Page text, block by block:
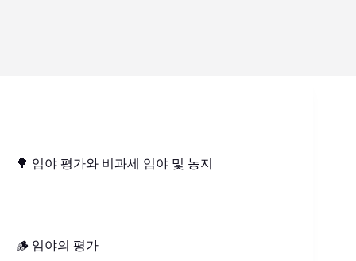
🌳 임야 평가와 비과세 임야 및 농지
🪵 임야의 평가